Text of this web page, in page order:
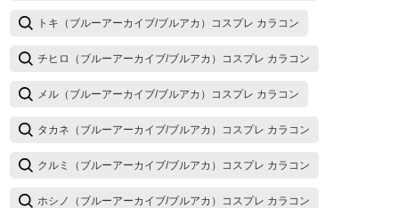
トキ（ブルーアーカイブ/ブルアカ）コスプレ カラコン
チヒロ（ブルーアーカイブ/ブルアカ）コスプレ カラコン
メル（ブルーアーカイブ/ブルアカ）コスプレ カラコン
タカネ（ブルーアーカイブ/ブルアカ）コスプレ カラコン
クルミ（ブルーアーカイブ/ブルアカ）コスプレ カラコン
ホシノ（ブルーアーカイブ/ブルアカ）コスプレ カラコン